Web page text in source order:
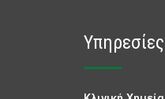
Υπηρεσίες